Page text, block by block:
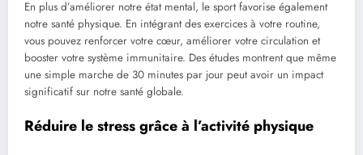
En plus d’améliorer notre état mental, le sport favorise également
notre santé physique. En intégrant des exercices à votre routine,
vous pouvez renforcer votre cœur, améliorer votre circulation et
booster votre système immunitaire. Des études montrent que même
une simple marche de 30 minutes par jour peut avoir un impact
significatif sur notre santé globale.
Réduire le stress grâce à l’activité physique